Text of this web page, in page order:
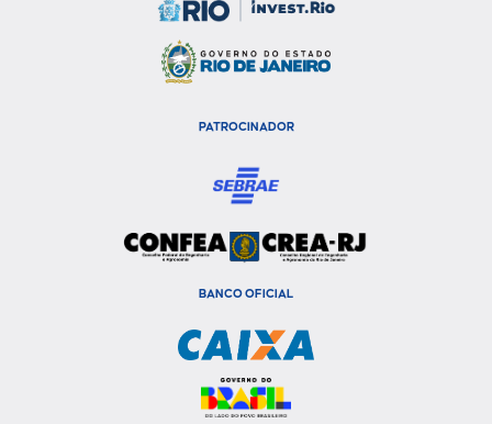
PATROCINADOR
BANCO OFICIAL